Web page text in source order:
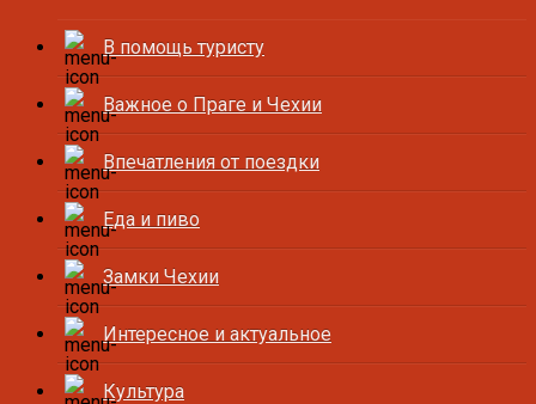
В помощь туристу
Важное о Праге и Чехии
Впечатления от поездки
Еда и пиво
Замки Чехии
Интересное и актуальное
Культура